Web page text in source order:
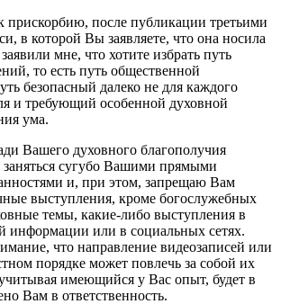
прискорбию, после публикации третьими
в которой Вы заявляете, что она носила
мне, что хотите избрать путь
то есть путь общественной
безопасный далеко не для каждого
и требующий особенной духовной
ума.
Вашего духовного благополучия
сугубо Вашими прямыми
и, при этом, запрещаю Вам
выступления, кроме богослужебных
темы, какие-либо выступления в
информации или в социальных сетях.
что направление видеозаписей или
порядке может повлечь за собой их
имеющийся у Вас опыт, будет в
Вам в ответственность.